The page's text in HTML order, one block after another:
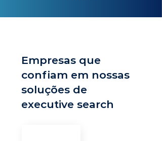
Empresas que
confiam em nossas
soluções de
executive search